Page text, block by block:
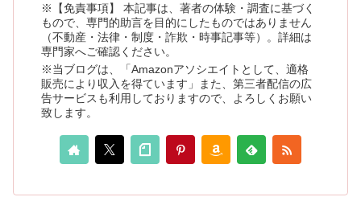
※【免責事項】 本記事は、著者の体験・調査に基づく
もので、専門的助言を目的にしたものではありません
（不動産・法律・制度・詐欺・時事記事等）。詳細は
専門家へご確認ください。
※当ブログは、「Amazonアソシエイトとして、適格
販売により収入を得ています」また、第三者配信の広
告サービスも利用しておりますので、よろしくお願い
致します。